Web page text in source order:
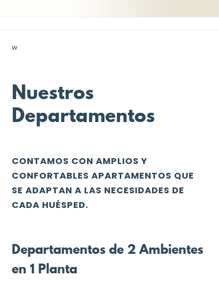
w
Nuestros
Departamentos
CONTAMOS CON AMPLIOS Y
CONFORTABLES APARTAMENTOS QUE
SE ADAPTAN A LAS NECESIDADES DE
CADA HUÉSPED.
Departamentos de 2 Ambientes
en 1 Planta